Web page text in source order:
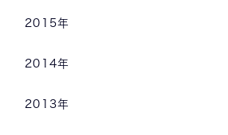
2015年
2014年
2013年